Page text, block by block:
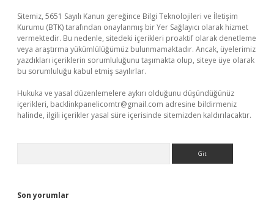
Sitemiz, 5651 Sayılı Kanun gereğince Bilgi Teknolojileri ve İletişim
Kurumu (BTK) tarafından onaylanmış bir Yer Sağlayıcı olarak hizmet
vermektedir. Bu nedenle, sitedeki içerikleri proaktif olarak denetleme
veya araştırma yükümlülüğümüz bulunmamaktadır. Ancak, üyelerimiz
yazdıkları içeriklerin sorumluluğunu taşımakta olup, siteye üye olarak
bu sorumluluğu kabul etmiş sayılırlar.
Hukuka ve yasal düzenlemelere aykırı olduğunu düşündüğünüz
içerikleri, backlinkpanelicomtr@gmail.com adresine bildirmeniz
halinde, ilgili içerikler yasal süre içerisinde sitemizden kaldırılacaktır.
Son yorumlar